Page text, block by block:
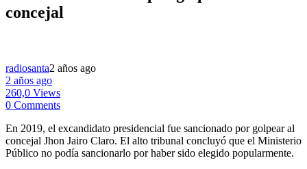
concejal
radiosanta2 años ago
2 años ago
260,0 Views
0 Comments
En 2019, el excandidato presidencial fue sancionado por golpear al
concejal Jhon Jairo Claro. El alto tribunal concluyó que el Ministerio
Público no podía sancionarlo por haber sido elegido popularmente.